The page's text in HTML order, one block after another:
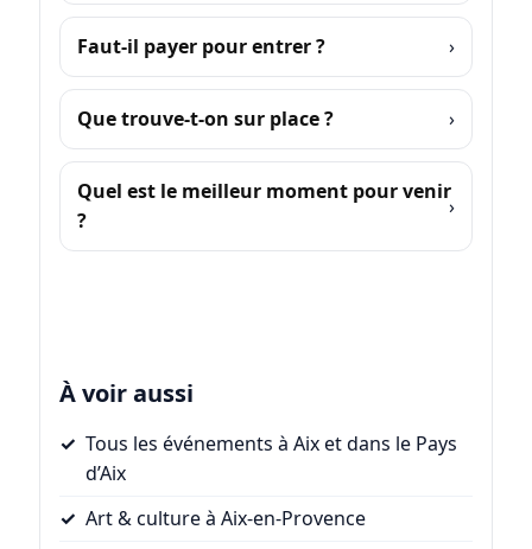
Faut-il payer pour entrer ?
Que trouve-t-on sur place ?
Quel est le meilleur moment pour venir
?
À voir aussi
Tous les événements à Aix et dans le Pays
d’Aix
Art & culture à Aix-en-Provence